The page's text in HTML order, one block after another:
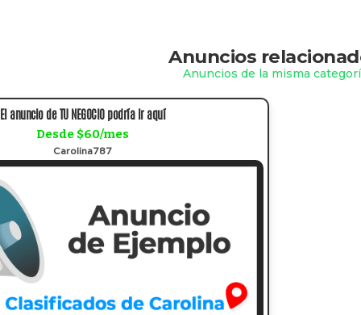
Anuncios
Anuncios de la misma
El anuncio de TU NEGOCIO podría ir aquí
Desde $60/mes
Carolina787